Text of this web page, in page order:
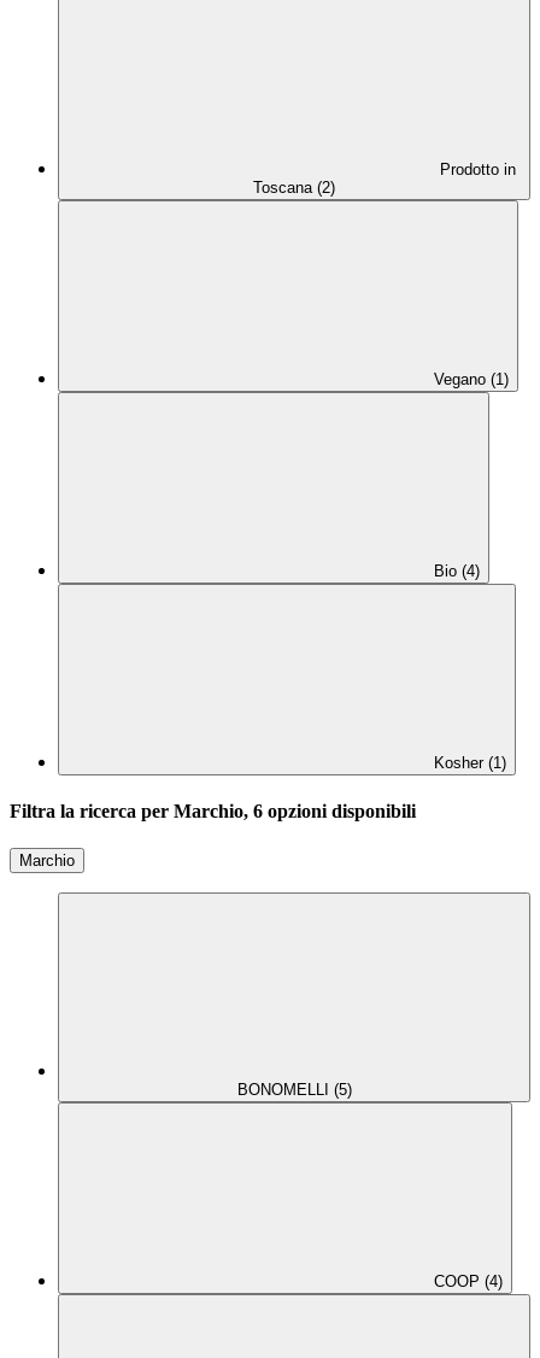
Prodotto in
Toscana (2)
Vegano (1)
Bio (4)
Kosher (1)
Filtra la ricerca per Marchio, 6 opzioni disponibili
Marchio
BONOMELLI (5)
COOP (4)